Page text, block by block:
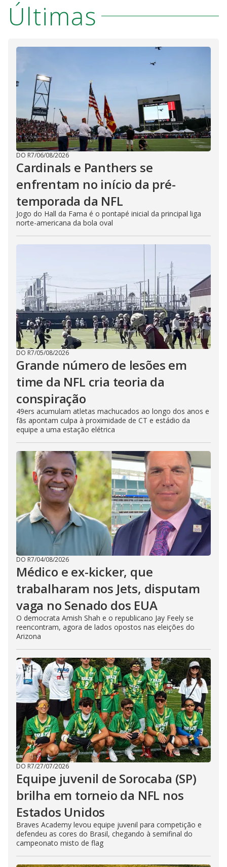
Últimas
DO R7/06/08/2026
Cardinals e Panthers se
enfrentam no início da pré-
temporada da NFL
Jogo do Hall da Fama é o pontapé inicial da principal liga
norte-americana da bola oval
DO R7/05/08/2026
Grande número de lesões em
time da NFL cria teoria da
conspiração
49ers acumulam atletas machucados ao longo dos anos e
fãs apontam culpa à proximidade de CT e estádio da
equipe a uma estação elétrica
DO R7/04/08/2026
Médico e ex-kicker, que
trabalharam nos Jets, disputam
vaga no Senado dos EUA
O democrata Amish Shah e o republicano Jay Feely se
reencontram, agora de lados opostos nas eleições do
Arizona
DO R7/27/07/2026
Equipe juvenil de Sorocaba (SP)
brilha em torneio da NFL nos
Estados Unidos
Braves Academy levou equipe juvenil para competição e
defendeu as cores do Brasil, chegando à semifinal do
campeonato misto de flag